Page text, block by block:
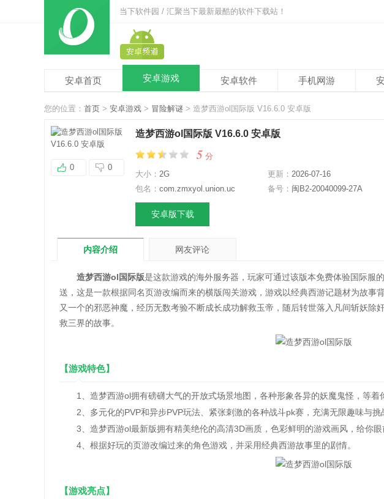
当下软件园 / 汇聚当下最新最酷的软件下载站！
安卓首页 安卓游戏 安卓软件 手机网游
您的位置： 首页 > 安卓游戏 > 冒险解谜 > 造梦西游ol国际版 V16.6.0 安卓版
0 0
造梦西游ol国际版 V16.6.0 安卓版
5 分
大小： 2G 更新： 2026-07-16
包名： com.zmxyol.union.uc 备号： 闽B2-20040099-27A
安卓版下载
内容介绍 网友评论
造梦西游ol国际版是这款游戏的海外服务器，玩家可通过该版本免费体验国际服
送，这是一款根据同名页游改编而来的横版闯关游戏，游戏以经典西游记题材为故事
又一个的邪恶神魔，经历无数考验不断成长成功解救玉帝，随后转世落入凡间斩妖除
救三界的故事。
【游戏特色】
1、造梦西游ol拥有磅礴大气的开放式场景地图，各种形象各异的妖魔鬼怪，等着
2、多元化的PVP和异步PVP玩法、紧张刺激的各种战斗pk赛，充满无限趣味与挑
3、造梦西游ol最新版拥有精美绝伦的高清3D画质，色彩鲜明的游戏画风，给你眼
4、根据好玩的页游改编过来的角色游戏，并采用经典西游故事里的剧情。
【游戏亮点】